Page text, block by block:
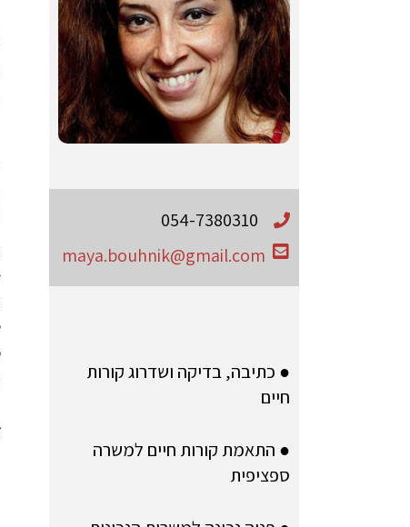
054-7380310
maya.bouhnik@gmail.com
● כתיבה, בדיקה ושדרוג קורות
חיים
● התאמת קורות חיים למשרה
ספציפית